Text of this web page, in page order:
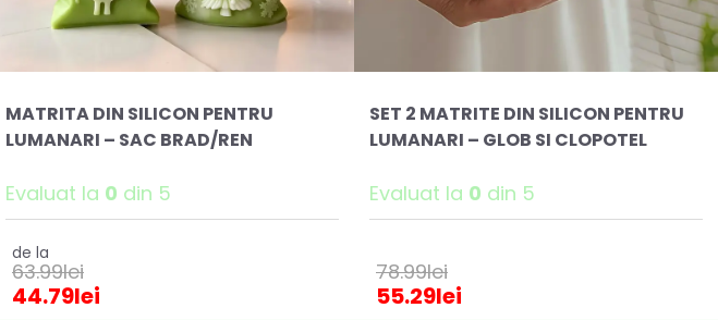
MATRITA DIN SILICON PENTRU
LUMANARI – SAC BRAD/REN
Evaluat la 0 din 5
de la
63.99lei
44.79lei
SET 2 MATRITE DIN SILICON PENTRU
LUMANARI – GLOB SI CLOPOTEL
Evaluat la 0 din 5
78.99lei
55.29lei